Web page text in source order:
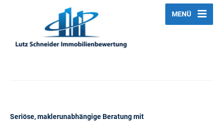
Seriöse, maklerunabhängige Beratung mit
MENÜ